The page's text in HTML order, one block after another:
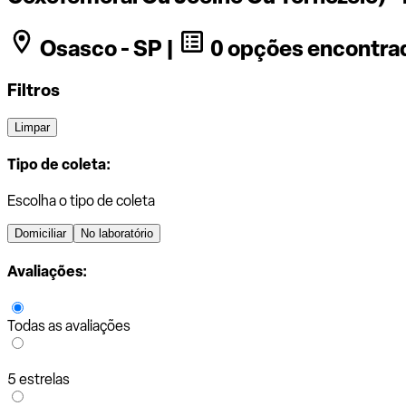
Osasco - SP |
0 opções
Filtros
Limpar
Tipo de coleta:
Escolha o tipo de coleta
Domiciliar No laboratório
Avaliações:
Todas as avaliações
5 estrelas